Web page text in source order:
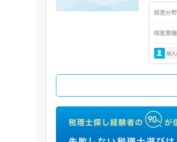
得意分野
得意業種
個人